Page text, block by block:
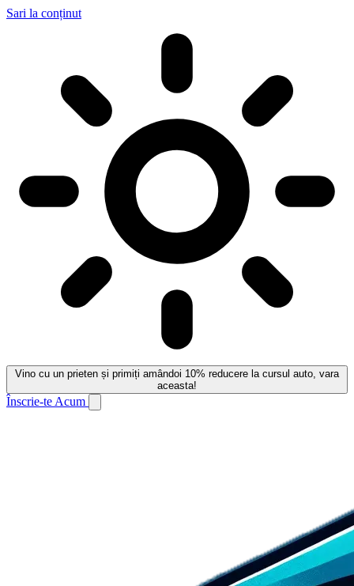
Sari la conținut
Vino cu un prieten și primiți amândoi 10% reducere la cursul auto, vara
aceasta!
Înscrie-te Acum